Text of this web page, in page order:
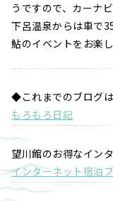
うですので、カーナ
下呂温泉からは車で
鮎のイベントをお楽
◆これまでのブログ
もろもろ日記
望川館のお得なイン
インターネット宿泊